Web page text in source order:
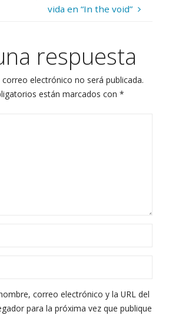
vida en “In the void”
respuesta
electrónico no será publicada.
están marcados con *
correo electrónico y la URL del
para la próxima vez que publique